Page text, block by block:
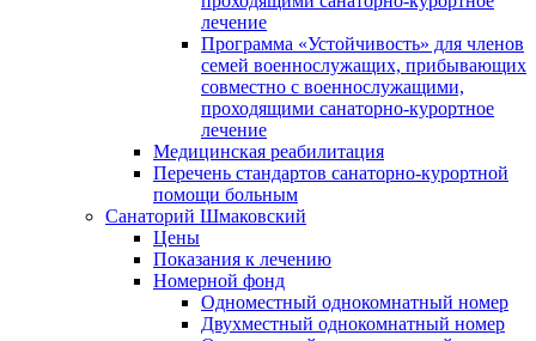
лечение
Программа «Устойчивость» для членов
семей военнослужащих, прибывающих
совместно с военнослужащими,
проходящими санаторно-курортное
лечение
Медицинская реабилитация
Перечень стандартов санаторно-курортной
помощи больным
Санаторий Шмаковский
Цены
Показания к лечению
Номерной фонд
Одноместный однокомнатный номер
Двухместный однокомнатный номер